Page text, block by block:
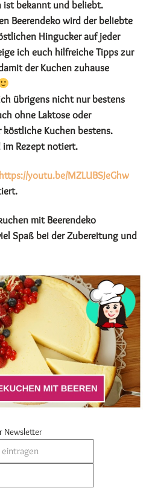
ist bekannt und beliebt.
Beerendeko wird der beliebte
Hingucker auf jeder
ich euch hilfreiche Tipps zur
der Kuchen zuhause
übrigens nicht nur bestens
ohne Laktose oder
Kuchen bestens.
Rezept notiert.
https://youtu.be/MZLUBSJeGhw
mit Beerendeko
Spaß bei der Zubereitung und
Newsletter